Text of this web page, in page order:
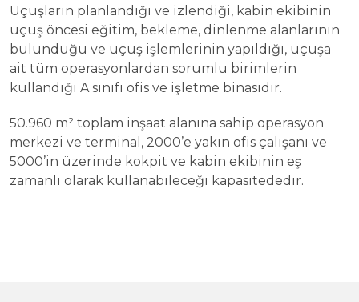
Uçuşların planlandığı ve izlendiği, kabin ekibinin
uçuş öncesi eğitim, bekleme, dinlenme alanlarının
bulunduğu ve uçuş işlemlerinin yapıldığı, uçuşa
ait tüm operasyonlardan sorumlu birimlerin
kullandığı A sınıfı ofis ve işletme binasıdır.
50.960 m² toplam inşaat alanına sahip operasyon
merkezi ve terminal, 2000’e yakın ofis çalışanı ve
5000’in üzerinde kokpit ve kabin ekibinin eş
zamanlı olarak kullanabileceği kapasitededir.